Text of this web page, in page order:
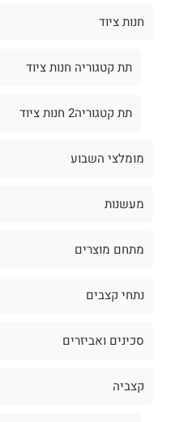
חנות ציוד
תת קטגוריה חנות ציוד
תת קטגוריה2 חנות ציוד
מומלצי השבוע
מעשנות
מתחם מוצרים
נתחי קצבים
סכינים ואביזרים
קצביה